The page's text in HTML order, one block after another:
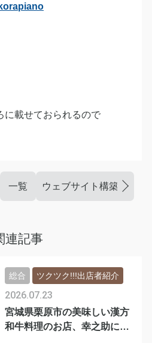
に載せておられるので
一覧 ウェブサイト構築の参考
連記事
宮城県栗原市の美味しい漢方
和牛料理のお店、幸之助に行
2026.07.23
総合 ツクツク!!!出店者紹介